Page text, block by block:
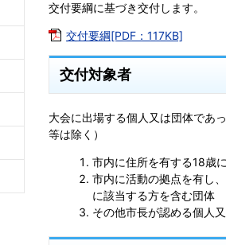
交付要綱に基づき交付します。
交付要綱[PDF：117KB]
交付対象者
大会に出場する個人又は団体であ
等は除く）
市内に住所を有する18歳
市内に活動の拠点を有し
に該当する方を含む団体
その他市長が認める個人